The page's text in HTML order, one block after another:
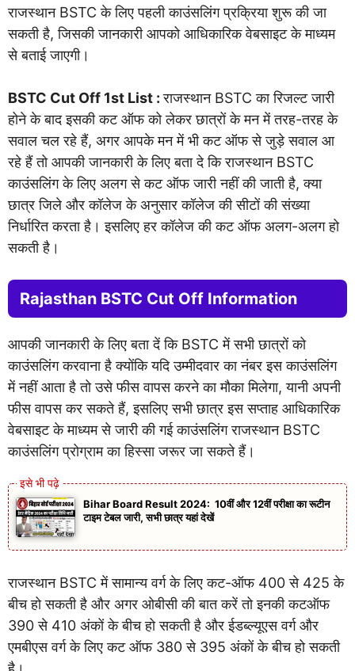
राजस्थान BSTC के लिए पहली काउंसलिंग प्रक्रिया शुरू की जा
सकती है, जिसकी जानकारी आपको आधिकारिक वेबसाइट के माध्यम
से बताई जाएगी।
BSTC Cut Off 1st List :राजस्थान BSTC का रिजल्ट जारी
होने के बाद इसकी कट ऑफ को लेकर छात्रों के मन में तरह-तरह के
सवाल चल रहे हैं, अगर आपके मन में भी कट ऑफ से जुड़े सवाल आ
रहे हैं तो आपकी जानकारी के लिए बता दे कि राजस्थान BSTC
काउंसलिंग के लिए अलग से कट ऑफ जारी नहीं की जाती है, क्या
छात्र जिले और कॉलेज के अनुसार कॉलेज की सीटों की संख्या
निर्धारित करता है। इसलिए हर कॉलेज की कट ऑफ अलग-अलग हो
सकती है।
Rajasthan BSTC Cut Off Information
आपकी जानकारी के लिए बता दें कि BSTC में सभी छात्रों को
काउंसलिंग करवाना है क्योंकि यदि उम्मीदवार का नंबर इस काउंसलिंग
में नहीं आता है तो उसे फीस वापस करने का मौका मिलेगा, यानी अपनी
फीस वापस कर सकते हैं, इसलिए सभी छात्र इस सप्ताह आधिकारिक
वेबसाइट के माध्यम से जारी की गई काउंसलिंग राजस्थान BSTC
काउंसलिंग प्रोग्राम का हिस्सा जरूर जा सकते हैं।
Bihar Board Result 2024: 10वीं और 12वीं परीक्षा का रूटीन
टाइम टेबल जारी, सभी छात्र यहां देखें
राजस्थान BSTC में सामान्य वर्ग के लिए कट-ऑफ 400 से 425 के
बीच हो सकती है और अगर ओबीसी की बात करें तो इनकी कटऑफ
390 से 410 अंकों के बीच हो सकती है और ईडब्ल्यूएस वर्ग और
एमबीएस वर्ग के लिए कट ऑफ 380 से 395 अंकों के बीच हो सकती